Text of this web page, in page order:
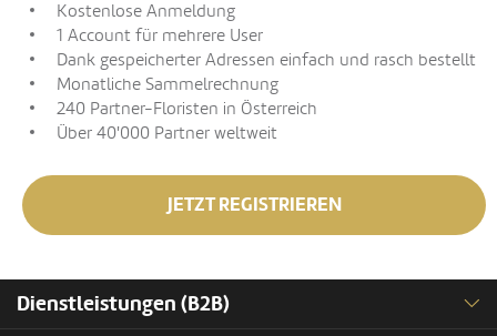
Kostenlose Anmeldung
1 Account für mehrere User
Dank gespeicherter Adressen einfach und rasch bestellt
Monatliche Sammelrechnung
240 Partner-Floristen in Österreich
Über 40'000 Partner weltweit
JETZT REGISTRIEREN
Dienstleistungen (B2B)